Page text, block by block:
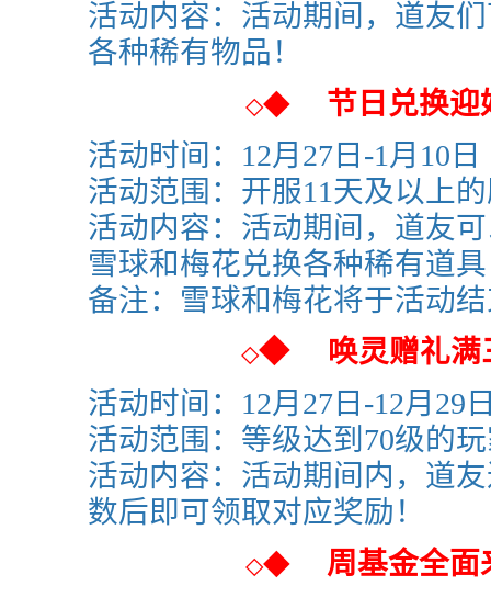
活动内容：活动期间，道友
各种稀有物品！
◇◆
节日兑换迎
活动时间： 12月27日-1月10日
活动范围： 开服11天及以上
活动内容：活动期间，道友
雪球和梅花兑换各种稀有道
备注： 雪球和梅花将于活动
◇◆
唤灵赠礼满
活动时间： 12月27日-12月29
活动范围：等级达到70级的
活动内容：活动期间内，道
数后即可领取对应奖励！
◇◆
周基金全面